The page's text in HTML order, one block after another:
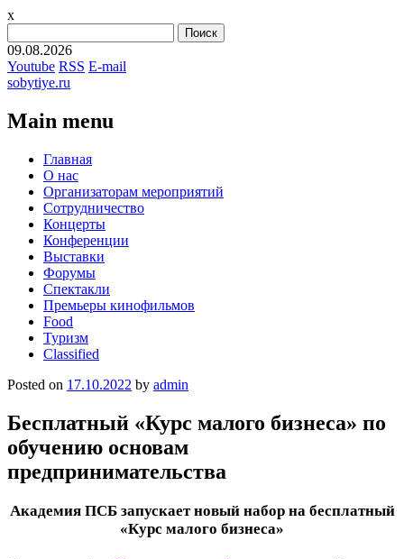
x
09.08.2026
Youtube RSS E-mail
sobytiye.ru
Main menu
Skip
content
Главная
О нас
Организаторам мероприятий
Сотрудничество
Концерты
Конференции
Выставки
Форумы
Спектакли
Премьеры кинофильмов
Food
Туризм
Сlassified
Posted on 17.10.2022 by admin
Бесплатный «Курс малого бизнеса» по
обучению основам
предпринимательства
Академия ПСБ запускает новый набор на бесплатный
«Курс малого бизнеса»